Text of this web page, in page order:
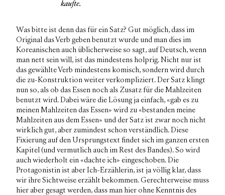
kaufte.
Was bitte ist denn das für ein Satz? Gut möglich, dass im
Original das Verb geben benutzt wurde und man dies im
Koreanischen auch üblicherweise so sagt, auf Deutsch, wenn
man nett sein will, ist das mindestens holprig. Nicht nur ist
das gewählte Verb mindestens komisch, sondern wird durch
die zu-Konstruktion weiter verkompliziert. Der Satz klingt
nun so, als ob das Essen noch als Zusatz für die Mahlzeiten
benutzt wird. Dabei wäre die Lösung ja einfach, «gab es zu
meinen Mahlzeiten das Essen» wird zu «bestanden meine
Mahlzeiten aus dem Essen» und der Satz ist zwar noch nicht
wirklich gut, aber zumindest schon verständlich. Diese
Fixierung auf den Ursprungstext findet sich im ganzen ersten
Kapitel (und vermutlich auch im Rest des Bandes). So wird
auch wiederholt ein «dachte ich» eingeschoben. Die
Protagonistin ist aber Ich-Erzählerin, ist ja völlig klar, dass
wir ihre Sichtweise erzählt bekommen. Gerechterweise muss
hier aber gesagt werden, dass man hier ohne Kenntnis des